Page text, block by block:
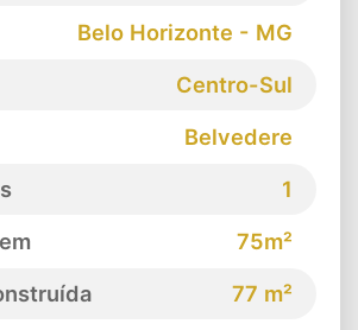
Belo Horizonte - MG
Centro-Sul
Belvedere
1
75m²
77 m²